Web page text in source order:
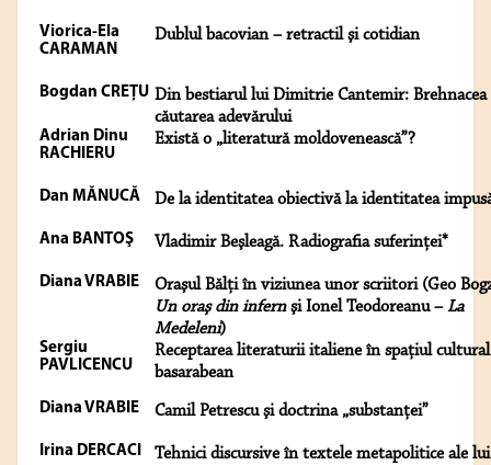
Viorica-Ela
CARAMAN
Dublul bacovian – retractil şi cotidian
Bogdan CREŢU Din bestiarul lui Dimitrie Cantemir: Brehnacea
căutarea adevărului
Adrian Dinu
RACHIERU
Există o „literatură moldovenească”?
Dan MĂNUCĂ De la identitatea obiectivă la identitatea
Ana BANTOŞ Vladimir Beşleagă. Radiografia suferinţei*
Diana VRABIE
Oraşul Bălţi în viziunea unor scriitori (Geo
Un oraş din infernşi Ionel Teodoreanu – La
Medeleni)
Sergiu
PAVLICENCU
Receptarea literaturii italiene în spaţiul cultural
basarabean
Diana VRABIE Camil Petrescu şi doctrina „substanţei”
Irina DERCACI
Tehnici discursive în textele metapolitice ale lui